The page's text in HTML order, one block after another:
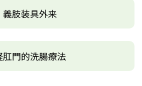
義肢装具外来
肛門的洗腸療法